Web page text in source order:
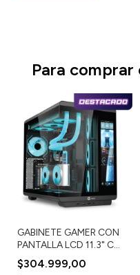
Para
GABINETE GAMER CON
PANTALLA LCD 11.3" CM-
B600L
$304.999,00